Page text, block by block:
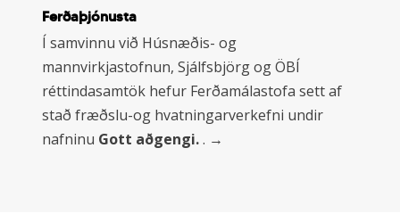
Ferðaþjónusta
Í samvinnu við Húsnæðis- og
mannvirkjastofnun, Sjálfsbjörg og ÖBÍ
réttindasamtök hefur Ferðamálastofa sett af
stað fræðslu-og hvatningarverkefni undir
nafninu Gott aðgengi.. →
ferdamalastofa.is